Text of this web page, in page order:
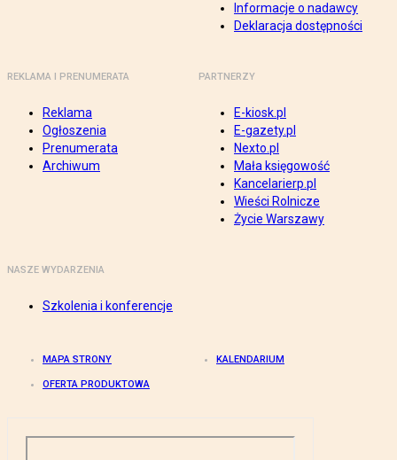
Informacje o nadawcy
Deklaracja dostępności
REKLAMA I PRENUMERATA
Reklama
Ogłoszenia
Prenumerata
Archiwum
PARTNERZY
E-kiosk.pl
E-gazety.pl
Nexto.pl
Mała księgowość
Kancelarierp.pl
Wieści Rolnicze
Życie Warszawy
NASZE WYDARZENIA
Szkolenia i konferencje
MAPA STRONY KALENDARIUM
OFERTA PRODUKTOWA